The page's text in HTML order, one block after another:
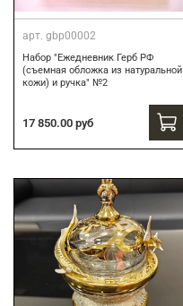
арт. gbp00002
Набор "Ежедневник Герб РФ
(съемная обложка из натуральной
кожи) и ручка" №2
17 850.00 руб